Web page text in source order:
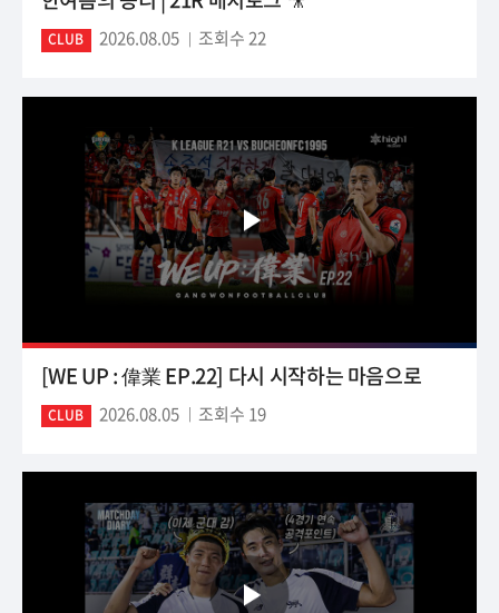
CLUB 2026.08.05 조회수 22
[WE UP : 偉業 EP.22] 다시 시작하는 마음으로
CLUB 2026.08.05 조회수 19